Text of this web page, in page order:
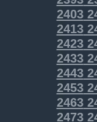
2403
2413
2423
2433
2443
2453
2463
2473